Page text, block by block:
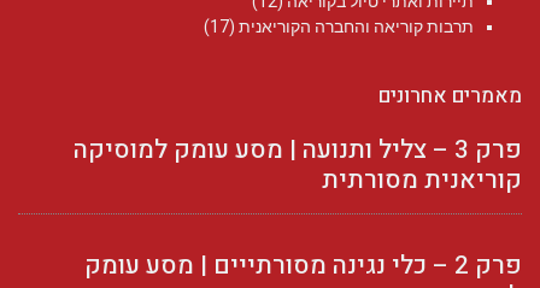
תרבות קוריאה והחברה הקוריאנית (17)
מאמרים אחרונים
פרק 3 – צליל ותנועה | מסע עומק למוסיקה
קוריאנית מסורתית
פרק 2 – כלי נגינה מסורתייים | מסע עומק